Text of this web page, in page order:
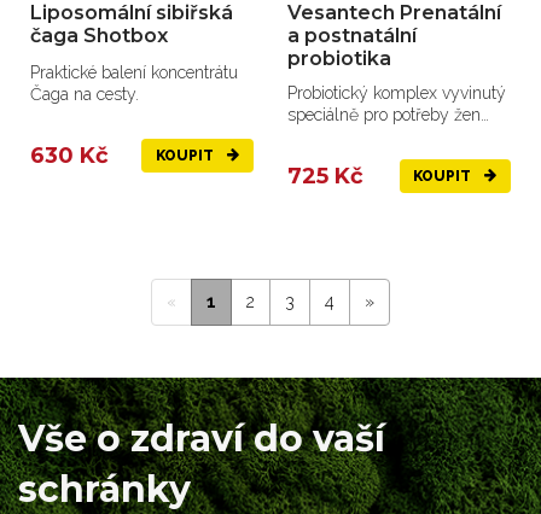
Liposomální sibiřská
čaga Shotbox
Praktické balení koncentrátu
Čaga na cesty.
630 Kč KOUPIT
Vesantech Prenatální
a postnatální
probiotika
Probiotický komplex vyvinutý
speciálně pro potřeby žen
725 Kč KOUPIT
« 1 2 3 4 »
Vše o zdraví do vaší
schránky